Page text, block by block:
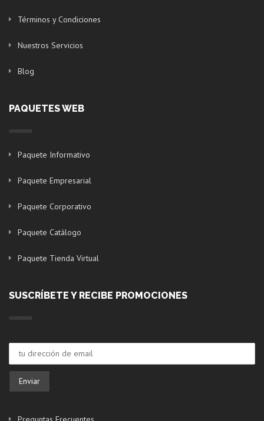
Términos y Condiciones
Nuestros Servicios
Blog
PAQUETES WEB
Paquete Informativo
Paquete Empresarial
Paquete Corporativo
Paquete Catálogo
Paquete Tienda Virtual
SUSCRÍBETE Y RECIBE PROMOCIONES